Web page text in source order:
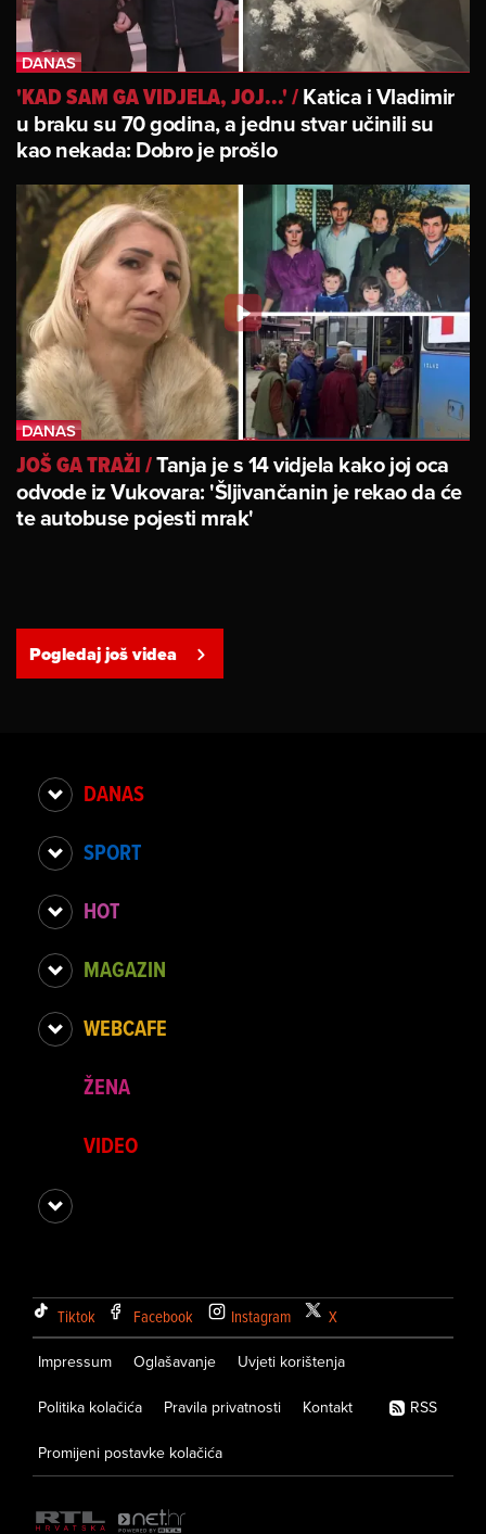
'KAD SAM GA VIDJELA, JOJ...'/Katica i Vladimir
u braku su 70 godina, a jednu stvar učinili su
kao nekada: Dobro je prošlo
JOŠ GA TRAŽI/Tanja je s 14 vidjela kako joj oca
odvode iz Vukovara: 'Šljivančanin je rekao da će
te autobuse pojesti mrak'
Pogledaj još videa
DANAS
SPORT
HOT
MAGAZIN
WEBCAFE
ŽENA
VIDEO
Tiktok Facebook Instagram X
Impressum Oglašavanje Uvjeti korištenja
Politika kolačića Pravila privatnosti Kontakt
Promijeni postavke kolačića
RSS